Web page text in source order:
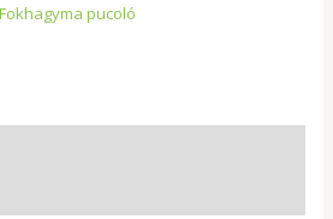
Fokhagyma pucoló